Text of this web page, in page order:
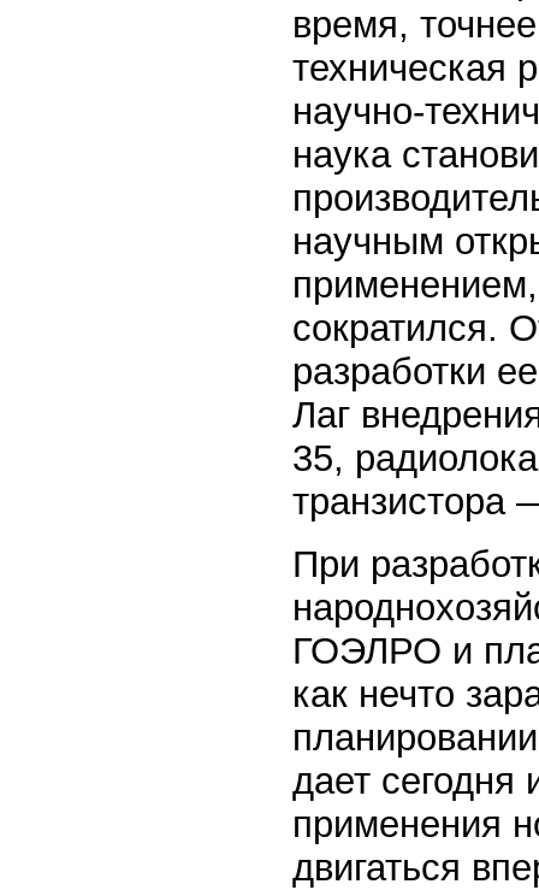
время,
техническая
научно-
наука
научным
сократился.
разработки
Лаг
35,
транзистора
При
ГОЭЛРО и
как нечто
дает сегодня
применения
двигаться